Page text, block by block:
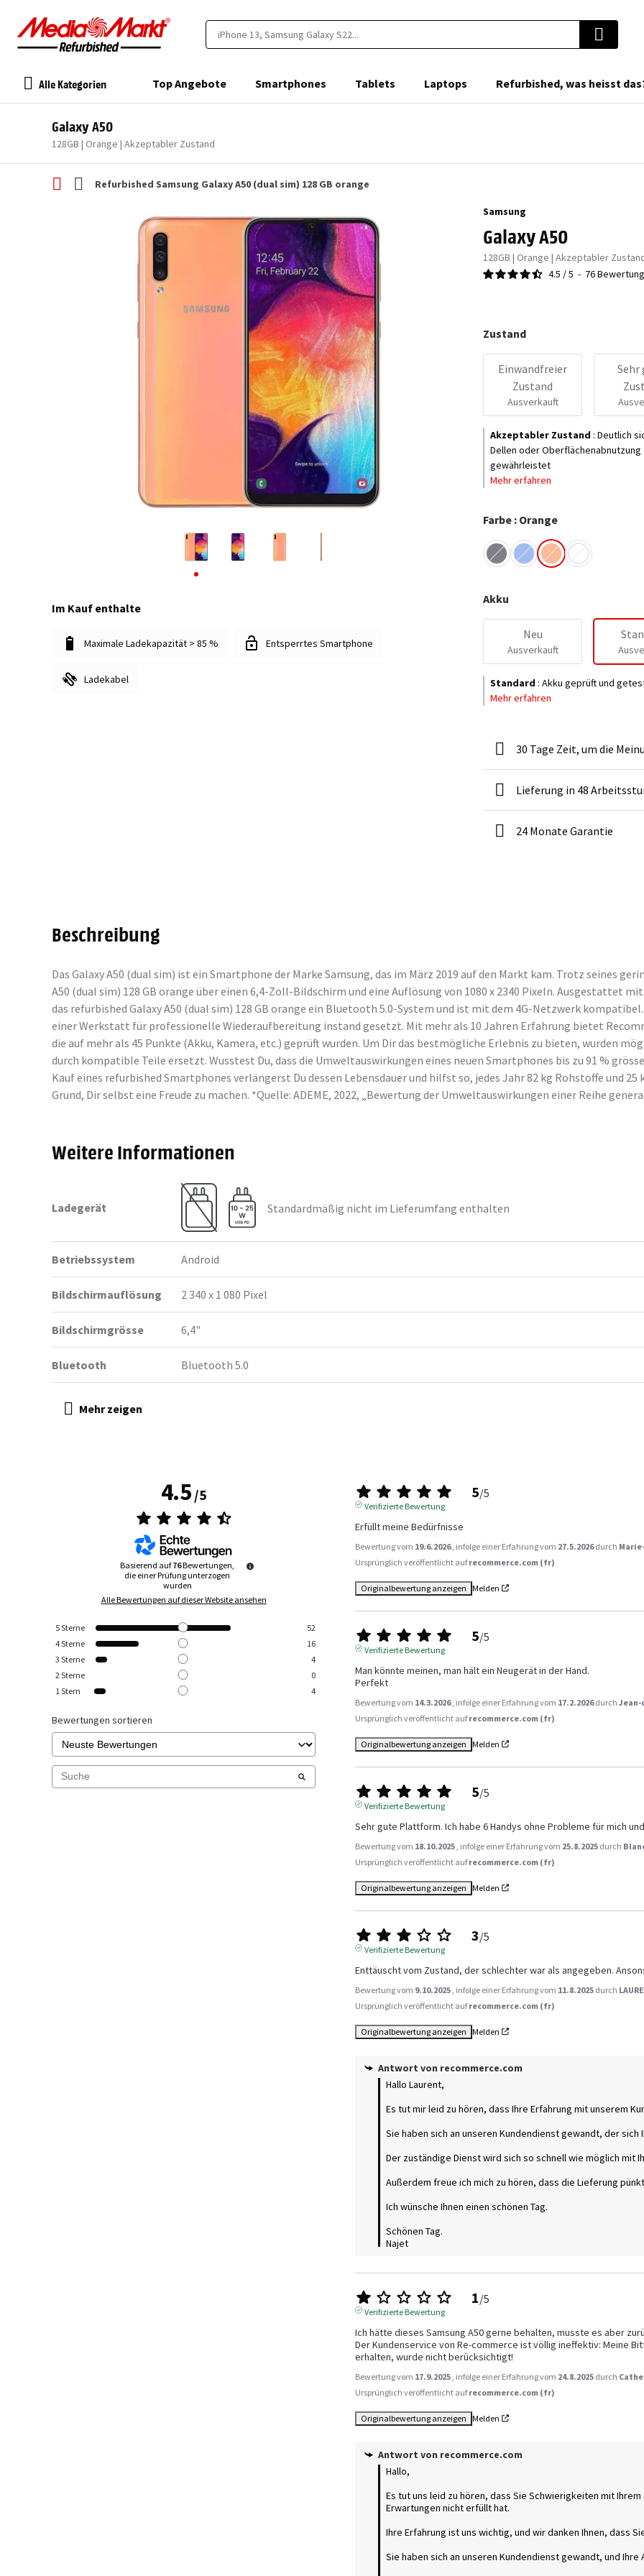
Alle Kategorien Top Angebote Smartphones Tablets Laptops Refurbished, was heisst
Galaxy A50
128GB | Orange | Akzeptabler Zustand
Refurbished Samsung Galaxy A50 (dual sim) 128 GB orange
Samsung
Galaxy A50
128GB | Orange | Akzeptabler
4.5 /5 - 76
Im Kauf enthalte
Maximale Ladekapazität > 85 % Entsperrtes Smartphone
Ladekabel
Zustand
Einwandfreier
Zustand
Ausverkauft
Sehr
Akzeptabler Zustand : Deutlich
Dellen oder
gewährleistet
Mehr erfahren
Farbe : Orange
Akku
Neu
Ausverkauft
Standard : Akku geprüft und
Mehr erfahren
30 Tage Zeit, um die
Lieferung in 48
24 Monate Garantie
Beschreibung
Das Galaxy A50 (dual sim) ist ein Smartphone der Marke Samsung, das im März 2019 auf den Markt kam. Trotz seines
A50 (dual sim) 128 GB orange über einen 6,4-Zoll-Bildschirm und eine Auflösung von 1080 x 2340 Pixeln. Ausgestattet
das refurbished Galaxy A50 (dual sim) 128 GB orange ein Bluetooth 5.0-System und ist mit dem 4G-Netzwerk
einer Werkstatt für professionelle Wiederaufbereitung instand gesetzt. Mit mehr als 10 Jahren Erfahrung bietet
die auf mehr als 45 Punkte (Akku, Kamera, etc.) geprüft wurden. Um Dir das bestmögliche Erlebnis zu bieten, wurden
durch kompatible Teile ersetzt. Wusstest Du, dass die Umweltauswirkungen eines neuen Smartphones bis zu 91 %
Kauf eines refurbished Smartphones verlängerst Du dessen Lebensdauer und hilfst so, jedes Jahr 82 kg Rohstoffe und
Grund, Dir selbst eine Freude zu machen. *Quelle: ADEME, 2022, „Bewertung der Umweltauswirkungen einer Reihe
Weitere Informationen
Ladegerät Standardmäßig nicht im Lieferumfang enthalten
Betriebssystem Android
Bildschirmauflösung 2 340 x 1 080 Pixel
Bildschirmgrösse 6,4"
Bluetooth Bluetooth 5.0
4.5/5
Basierend auf76Bewertungen,
die einer Prüfung unterzogen
wurden
Alle Bewertungen auf dieser Website ansehen
5Sterne
52
4Sterne
16
3 Sterne
4
2 Sterne
0
1 Stern 4
Bewertungen sortieren
5/5
Verifizierte Bewertung
Erfüllt meine Bedürfnisse
Bewertung vom 19.6.2026 , infolge einer Erfahrung vom 27.5.2026durch
Ursprünglich veröffentlicht aufrecommerce.com (fr)
Originalbewertung anzeigen Melden
5/5
Verifizierte Bewertung
Man könnte meinen, man hält ein Neugerät in der Hand.
Perfekt
Bewertung vom 14.3.2026 , infolge einer Erfahrung vom 17.2.2026durchJean-
Ursprünglich veröffentlicht aufrecommerce.com (fr)
Originalbewertung anzeigen Melden
5/5
Verifizierte Bewertung
Sehr gute Plattform. Ich habe 6 Handys ohne Probleme für mich
Bewertung vom 18.10.2025 , infolge einer Erfahrung vom 25.8.2025 durch
Ursprünglich veröffentlicht aufrecommerce.com (fr)
Originalbewertung anzeigen Melden
3/5
Verifizierte Bewertung
Enttäuscht vom Zustand, der schlechter war als angegeben.
Bewertung vom 9.10.2025 , infolge einer Erfahrung vom 11.8.2025 durch
Ursprünglich veröffentlicht aufrecommerce.com (fr)
Originalbewertung anzeigen Melden
Antwort von recommerce.com
Hallo Laurent,
Es tut mir leid zu hören, dass Ihre Erfahrung mit unserem
Sie haben sich an unseren Kundendienst gewandt, der
Der zuständige Dienst wird sich so schnell wie möglich mit
Außerdem freue ich mich zu hören, dass die Lieferung
Ich wünsche Ihnen einen schönen Tag.
Schönen Tag.
Najet
1/5
Verifizierte Bewertung
Ich hätte dieses Samsung A50 gerne behalten, musste es aber
Der Kundenservice von Re-commerce ist völlig ineffektiv: Meine
erhalten, wurde nicht berücksichtigt!
Bewertung vom 17.9.2025 , infolge einer Erfahrung vom 24.8.2025 durch
Ursprünglich veröffentlicht aufrecommerce.com (fr)
Originalbewertung anzeigen Melden
Antwort von recommerce.com
Hallo,
Es tut uns leid zu hören, dass Sie Schwierigkeiten mit
Erwartungen nicht erfüllt hat.
Ihre Erfahrung ist uns wichtig, und wir danken Ihnen, dass
Sie haben sich an unseren Kundendienst gewandt, und